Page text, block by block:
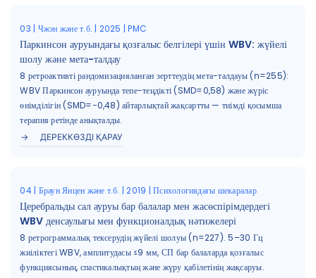
03 | Чжэн және т.б. | 2025 | PMC
Паркинсон ауруындағы қозғалыс белгілері үшін WBV: жүйелі
шолу және мета-талдау
8 ретроактивті рандомизацияланған зерттеудің мета-талдауы (n=255):
WBV Паркинсон ауруында тепе-теңдікті (SMD=0,58) және жүріс
өнімділігін (SMD=−0,48) айтарлықтай жақсартты — тиімді қосымша
терапия ретінде анықталды.
ДЕРЕККӨЗДІ ҚАРАУ
04 | Браун Янцен және т.б. | 2019 | Психологиядағы шекаралар
Церебральды сал ауруы бар балалар мен жасөспірімдердегі
WBV денсаулығы мен функционалдық нәтижелері
8 ретрограммалық тексерудің жүйелі шолуы (n=227). 5–30 Гц
жиіліктегі WBV, амплитудасы ≤9 мм, СП бар балаларда қозғалыс
функциясының, спастикалықтың және жүру қабілетінің жақсаруы.